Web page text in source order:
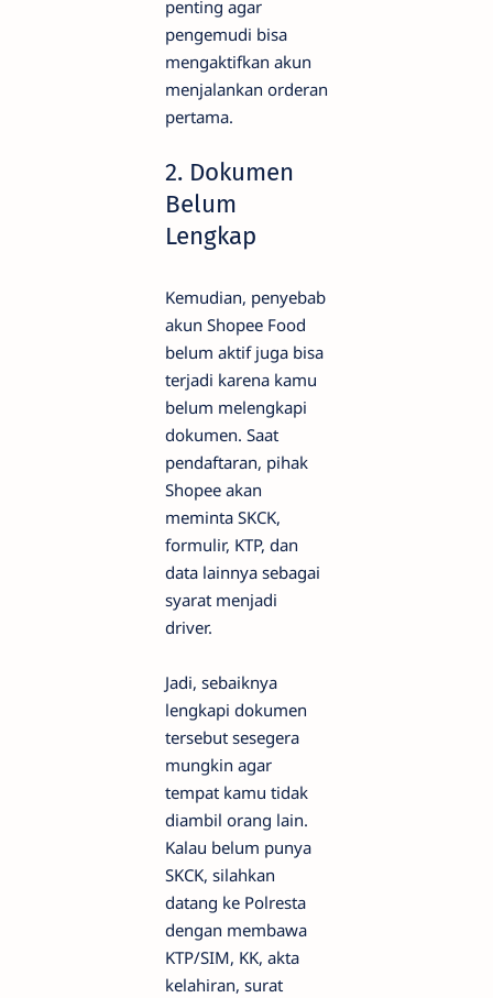
penting agar
pengemudi bisa
mengaktifkan akun
menjalankan orderan
pertama.
2. Dokumen
Belum
Lengkap
Kemudian, penyebab
akun Shopee Food
belum aktif juga bisa
terjadi karena kamu
belum melengkapi
dokumen. Saat
pendaftaran, pihak
Shopee akan
meminta SKCK,
formulir, KTP, dan
data lainnya sebagai
syarat menjadi
driver.
Jadi, sebaiknya
lengkapi dokumen
tersebut sesegera
mungkin agar
tempat kamu tidak
diambil orang lain.
Kalau belum punya
SKCK, silahkan
datang ke Polresta
dengan membawa
KTP/SIM, KK, akta
kelahiran, surat